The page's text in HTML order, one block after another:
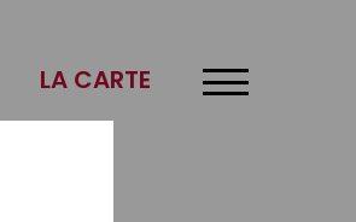
LA CARTE